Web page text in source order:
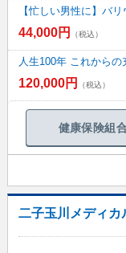
【忙しい男性に】バ
44,000円 （税込）
人生100年 これから
120,000円 （税込）
健康保険組
二子玉川メディカ